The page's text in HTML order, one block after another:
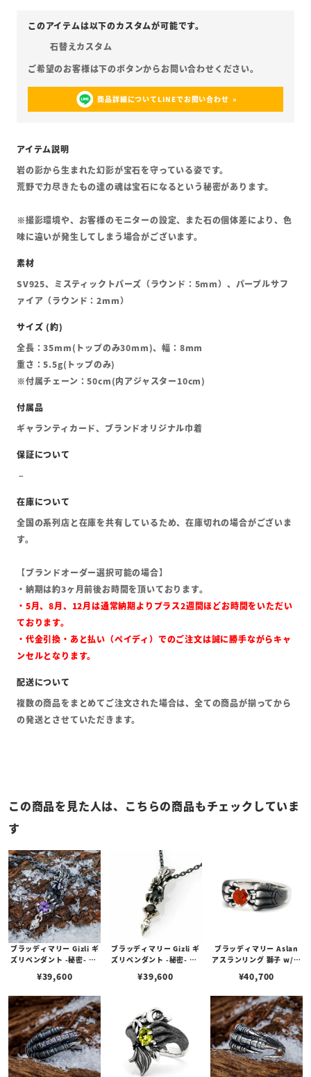
石替えカスタム
商品詳細についてLINEでお問い合わせ
岩の影から生まれた幻影が宝石を守っている姿です。
荒野で力尽きたもの達の魂は宝石になるという秘密があります。
※撮影環境や、お客様のモニターの設定、また石の個体差により、色
味に違いが発生してしまう場合がございます。
SV925、ミスティックトパーズ（ラウンド：5mm）、パープルサフ
ァイア（ラウンド：2mm）
全長：35mm(トップのみ30mm)、幅：8mm
重さ：5.5g(トップのみ)
※付属チェーン：50cm(内アジャスター10cm)
ギャランティカード、ブランドオリジナル巾着
全国の系列店と在庫を共有しているため、在庫切れの場合がございま
す。
【ブランドオーダー選択可能の場合】
・納期は約3ヶ月前後お時間を頂いております。
・5月、8月、12月は通常納期よりプラス2週間ほどお時間をいただい
ております。
・代金引換・あと払い（ペイディ）でのご注文は誠に勝手ながらキャ
ンセルとなります。
複数の商品をまとめてご注文された場合は、全ての商品が揃ってから
の発送とさせていただきます。
この商品を見た人は、こちらの商品もチェックしていま
す
ブラッディマリー Gizli ギ
ズリペンダント -秘密- w/
ァイア
¥39,600
ブラッディマリー Gizli ギ
ズリペンダント -秘密- w/
¥39,600
ブラッディマリー Aslan
アスランリング 獅子 w/フ
¥40,700